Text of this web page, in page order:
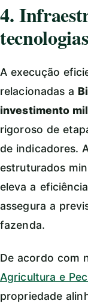
4.
A execução
relacionadas a
investimento
rigoroso de
de indicadores.
estruturados
eleva a
assegura a
fazenda.
De acordo com
Agricultura e
propriedade